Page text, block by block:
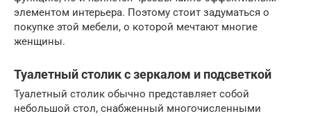
элементом интерьера. Поэтому стоит задуматься о
покупке этой мебели, о которой мечтают многие
женщины.
Туалетный столик с зеркалом и подсветкой
Туалетный столик обычно представляет собой
небольшой стол, снабженный многочисленными